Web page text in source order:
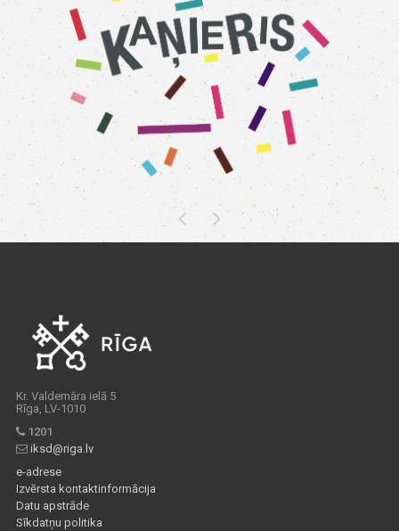
Kr. Valdemāra ielā 5
Rīga, LV-1010
1201
iksd@riga.lv
e-adrese
Izvērsta kontaktinformācija
Datu apstrāde
Sīkdatņu politika